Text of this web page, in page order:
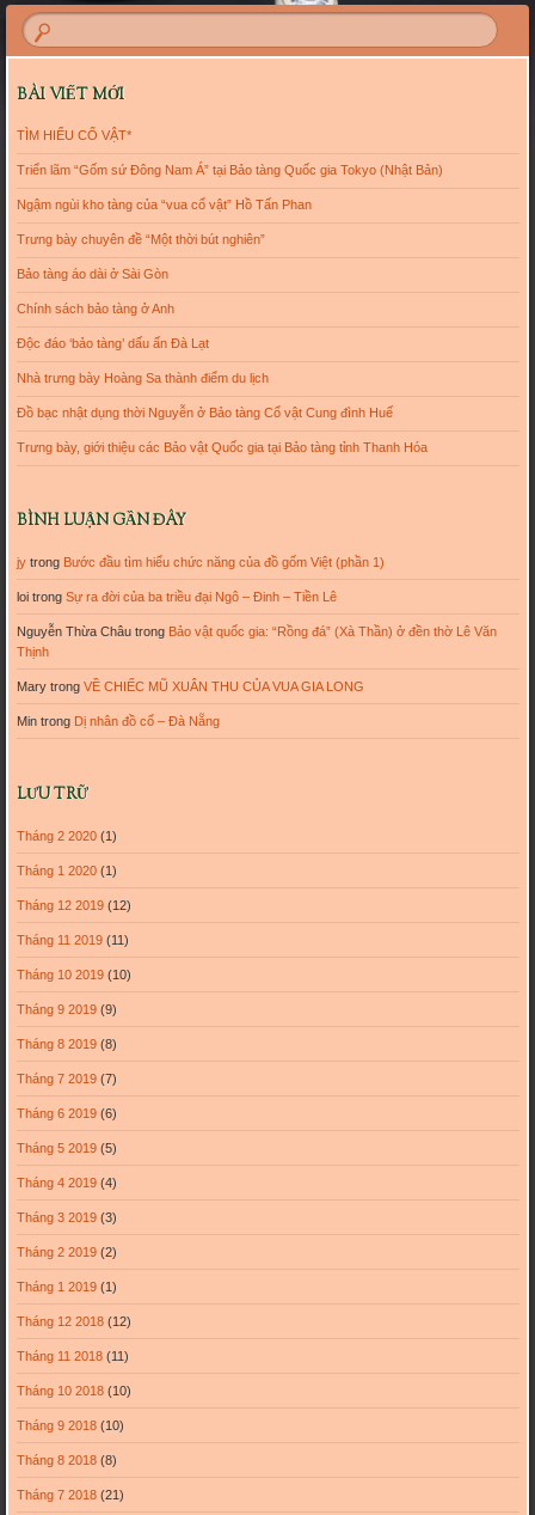
BÀI VIẾT MỚI
TÌM HIỂU CỔ VẬT*
Triển lãm “Gốm sứ Đông Nam Á” tại Bảo tàng Quốc gia Tokyo (Nhật Bản)
Ngậm ngùi kho tàng của “vua cổ vật” Hồ Tấn Phan
Trưng bày chuyên đề “Một thời bút nghiên”
Bảo tàng áo dài ở Sài Gòn
Chính sách bảo tàng ở Anh
Độc đáo ‘bảo tàng’ dấu ấn Đà Lạt
Nhà trưng bày Hoàng Sa thành điểm du lịch
Đồ bạc nhật dụng thời Nguyễn ở Bảo tàng Cổ vật Cung đình Huế
Trưng bày, giới thiệu các Bảo vật Quốc gia tại Bảo tàng tỉnh Thanh Hóa
BÌNH LUẬN GẦN ĐÂY
jytrong Bước đầu tìm hiểu chức năng của đồ gốm Việt (phần 1)
loitrong Sự ra đời của ba triều đại Ngô – Đinh – Tiền Lê
Nguyễn Thừa Châutrong Bảo vật quốc gia: “Rồng đá” (Xà Thần) ở đền thờ Lê Văn
Thịnh
Marytrong VỀ CHIẾC MŨ XUÂN THU CỦA VUA GIA LONG
Mintrong Dị nhân đồ cổ – Đà Nẵng
LƯU TRỮ
Tháng 2 2020(1)
Tháng 1 2020(1)
Tháng 12 2019(12)
Tháng 11 2019(11)
Tháng 10 2019(10)
Tháng 9 2019(9)
Tháng 8 2019(8)
Tháng 7 2019(7)
Tháng 6 2019(6)
Tháng 5 2019(5)
Tháng 4 2019(4)
Tháng 3 2019(3)
Tháng 2 2019(2)
Tháng 1 2019(1)
Tháng 12 2018(12)
Tháng 11 2018(11)
Tháng 10 2018(10)
Tháng 9 2018(10)
Tháng 8 2018(8)
Tháng 7 2018(21)